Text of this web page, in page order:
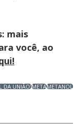
mais
você, ao
DA UNIÃO)METAMETANOL